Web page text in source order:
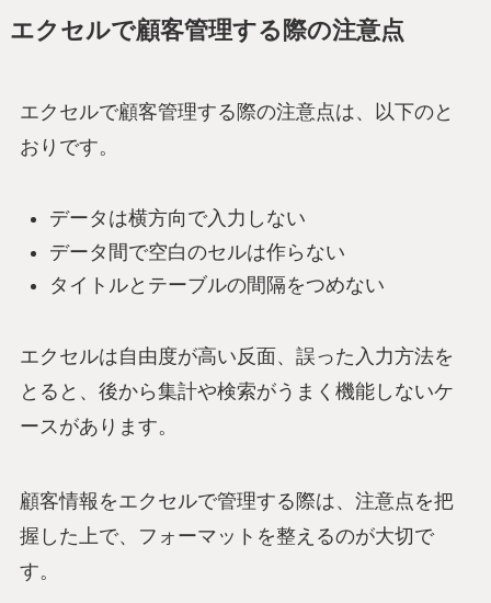
エクセルで顧客管理する際の注意点
エクセルで顧客管理する際の注意点は、以下のと
おりです。
データは横方向で入力しない
データ間で空白のセルは作らない
タイトルとテーブルの間隔をつめない
エクセルは自由度が高い反面、誤った入力方法を
とると、後から集計や検索がうまく機能しないケ
ースがあります。
顧客情報をエクセルで管理する際は、注意点を把
握した上で、フォーマットを整えるのが大切で
す。